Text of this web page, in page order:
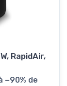
RapidAir,
−90% de